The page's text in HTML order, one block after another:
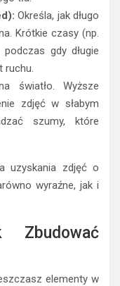
Określa, jak długo
Krótkie czasy (np.
gdy długie
ruchu.
światło. Wyższe
zdjęć w słabym
szumy, które
uzyskania zdjęć o
wyraźne, jak i
Zbudować
elementy w